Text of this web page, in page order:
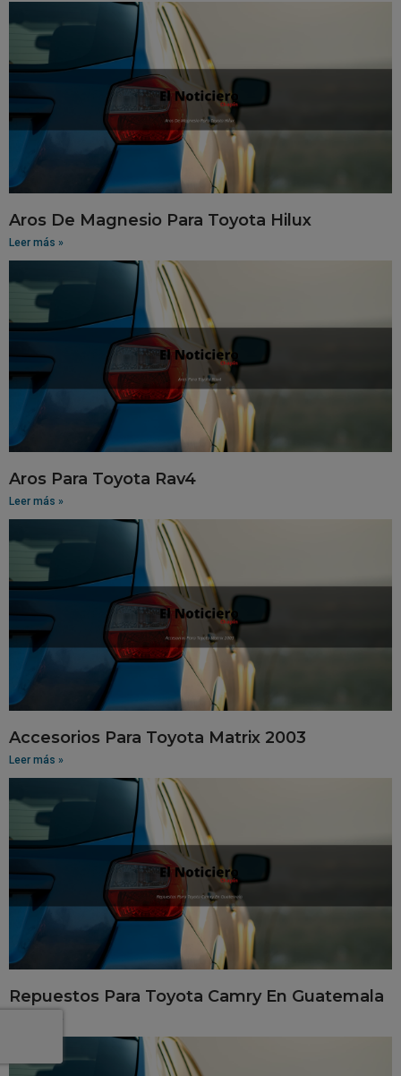
Aros De Magnesio Para Toyota Hilux
Leer más »
Aros Para Toyota Rav4
Leer más »
Accesorios Para Toyota Matrix 2003
Leer más »
Repuestos Para Toyota Camry En Guatemala